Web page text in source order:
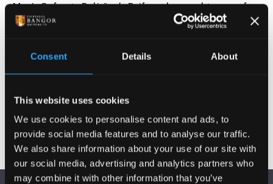
Consent Details About
This website uses cookies
We use cookies to personalise content and ads, to
provide social media features and to analyse our traffic.
We also share information about your use of our site with
our social media, advertising and analytics partners who
may combine it with other information that you’ve
Mae'r Gofrestr Polisïau’r Brifysgol ar gael trwy wefan
y Gwasanaethau Cyfreithiol a Chydymffurfio: